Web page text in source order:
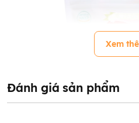
Xem
Đánh giá sản phẩm